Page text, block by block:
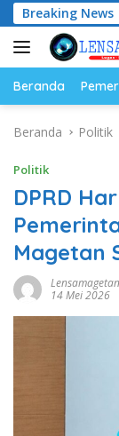
Langsung
ke
konten
Breaking News
Berpulang
Beranda
Beranda Politik
Politik
DPRD
Magetan
Lensamagetan
14 Mei 2026